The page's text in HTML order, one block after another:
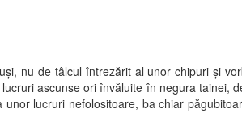
de tâlcul întrezărit al unor chipuri şi
ascunse ori învăluite în negura
lucruri nefolositoare, ba chiar